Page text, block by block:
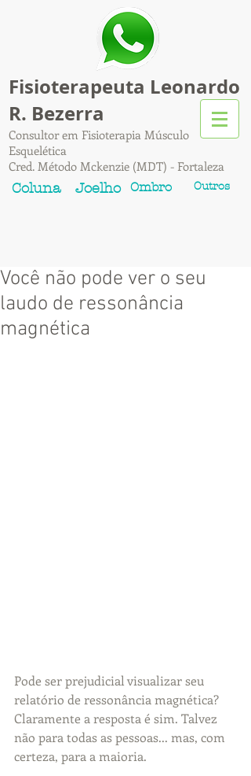
Fisioterapeuta Leonardo
R. Bezerra
Consultor em Fisioterapia Músculo
Esquelética
Cred. Método Mckenzie (MDT) - Fortaleza
Coluna Joelho Ombro Outros
Você não pode ver o seu
laudo de ressonância
magnética
Pode ser prejudicial visualizar seu
relatório de ressonância magnética?
Claramente a resposta é sim. Talvez
não para todas as pessoas... mas, com
certeza, para a maioria.